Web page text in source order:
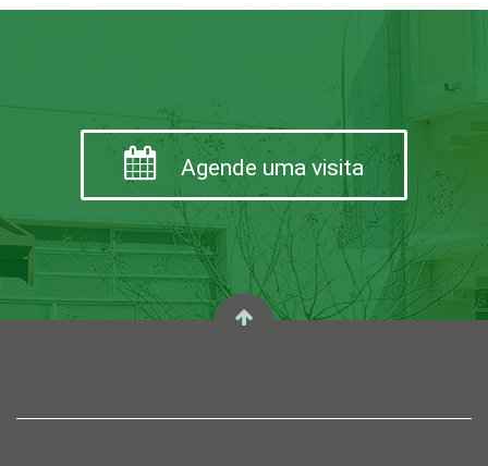
Agende uma visita